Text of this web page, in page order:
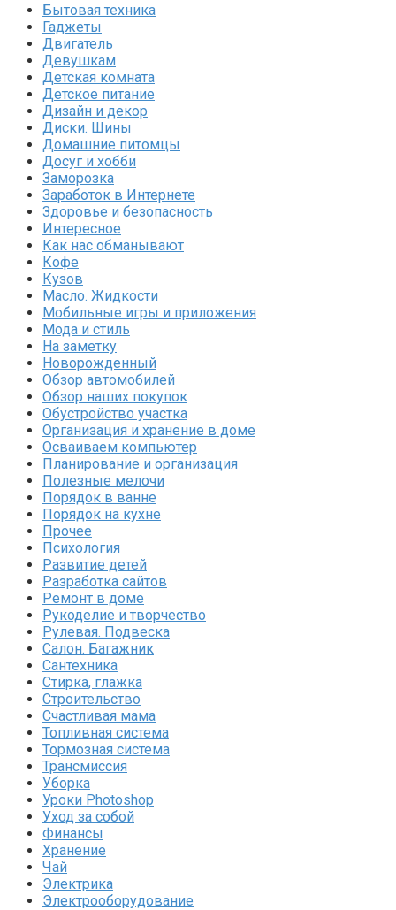
Бытовая техника
Гаджеты
Двигатель
Девушкам
Детская комната
Детское питание
Дизайн и декор
Диски. Шины
Домашние питомцы
Досуг и хобби
Заморозка
Заработок в Интернете
Здоровье и безопасность
Интересное
Как нас обманывают
Кофе
Кузов
Масло. Жидкости
Мобильные игры и приложения
Мода и стиль
На заметку
Новорожденный
Обзор автомобилей
Обзор наших покупок
Обустройство участка
Организация и хранение в доме
Осваиваем компьютер
Планирование и организация
Полезные мелочи
Порядок в ванне
Порядок на кухне
Прочее
Психология
Развитие детей
Разработка сайтов
Ремонт в доме
Рукоделие и творчество
Рулевая. Подвеска
Салон. Багажник
Сантехника
Стирка, глажка
Строительство
Счастливая мама
Топливная система
Тормозная система
Трансмиссия
Уборка
Уроки Photoshop
Уход за собой
Финансы
Хранение
Чай
Электрика
Электрооборудование